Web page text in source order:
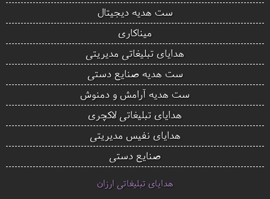
ست هدیه دیجیتال
میناکاری
هدایای تبلیغاتی مدیریتی
ست هدیه صنایع دستی
ست هدیه آرامش و دمنوش
هدایای تبلیغاتی لاکچری
هدایای نفیس مدیریتی
صنایع دستی
هدایای تبلیغاتی ارزان